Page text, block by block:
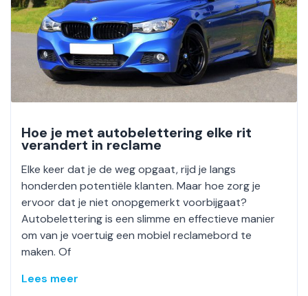
Hoe je met autobelettering elke rit
verandert in reclame
Elke keer dat je de weg opgaat, rijd je langs
honderden potentiële klanten. Maar hoe zorg je
ervoor dat je niet onopgemerkt voorbijgaat?
Autobelettering is een slimme en effectieve manier
om van je voertuig een mobiel reclamebord te
maken. Of
Lees meer